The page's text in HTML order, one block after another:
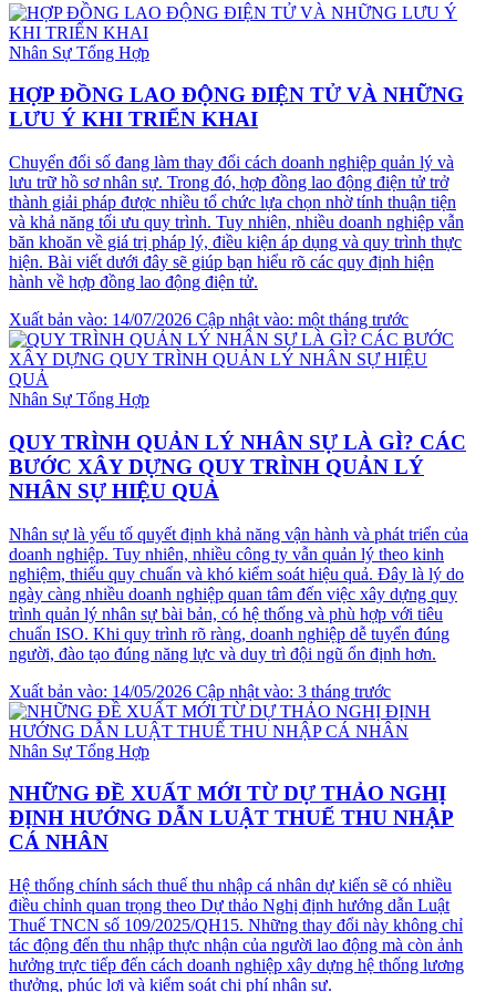
Nhân Sự Tổng Hợp
HỢP ĐỒNG LAO ĐỘNG ĐIỆN TỬ VÀ NHỮNG
LƯU Ý KHI TRIỂN KHAI
Chuyển đổi số đang làm thay đổi cách doanh nghiệp quản lý và
lưu trữ hồ sơ nhân sự. Trong đó, hợp đồng lao động điện tử trở
thành giải pháp được nhiều tổ chức lựa chọn nhờ tính thuận tiện
và khả năng tối ưu quy trình. Tuy nhiên, nhiều doanh nghiệp vẫn
băn khoăn về giá trị pháp lý, điều kiện áp dụng và quy trình thực
hiện. Bài viết dưới đây sẽ giúp bạn hiểu rõ các quy định hiện
hành về hợp đồng lao động điện tử.
Xuất bản vào: 14/07/2026 Cập nhật vào: một tháng trước
Nhân Sự Tổng Hợp
QUY TRÌNH QUẢN LÝ NHÂN SỰ LÀ GÌ? CÁC
BƯỚC XÂY DỰNG QUY TRÌNH QUẢN LÝ
NHÂN SỰ HIỆU QUẢ
Nhân sự là yếu tố quyết định khả năng vận hành và phát triển của
doanh nghiệp. Tuy nhiên, nhiều công ty vẫn quản lý theo kinh
nghiệm, thiếu quy chuẩn và khó kiểm soát hiệu quả. Đây là lý do
ngày càng nhiều doanh nghiệp quan tâm đến việc xây dựng quy
trình quản lý nhân sự bài bản, có hệ thống và phù hợp với tiêu
chuẩn ISO. Khi quy trình rõ ràng, doanh nghiệp dễ tuyển đúng
người, đào tạo đúng năng lực và duy trì đội ngũ ổn định hơn.
Xuất bản vào: 14/05/2026 Cập nhật vào: 3 tháng trước
Nhân Sự Tổng Hợp
NHỮNG ĐỀ XUẤT MỚI TỪ DỰ THẢO NGHỊ
ĐỊNH HƯỚNG DẪN LUẬT THUẾ THU NHẬP
CÁ NHÂN
Hệ thống chính sách thuế thu nhập cá nhân dự kiến sẽ có nhiều
điều chỉnh quan trọng theo Dự thảo Nghị định hướng dẫn Luật
Thuế TNCN số 109/2025/QH15. Những thay đổi này không chỉ
tác động đến thu nhập thực nhận của người lao động mà còn ảnh
hưởng trực tiếp đến cách doanh nghiệp xây dựng hệ thống lương
thưởng, phúc lợi và kiểm soát chi phí nhân sự.